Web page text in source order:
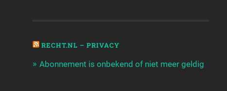
RECHT.NL – PRIVACY
Abonnement is onbekend of niet meer geldig